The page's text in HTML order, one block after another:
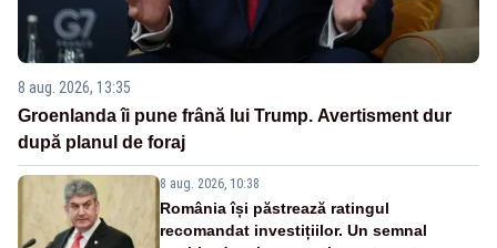
8 aug. 2026, 13:35
Groenlanda îi pune frână lui Trump. Avertisment dur
după planul de foraj
8 aug. 2026, 10:38
România își păstrează ratingul
recomandat investițiilor. Un semnal